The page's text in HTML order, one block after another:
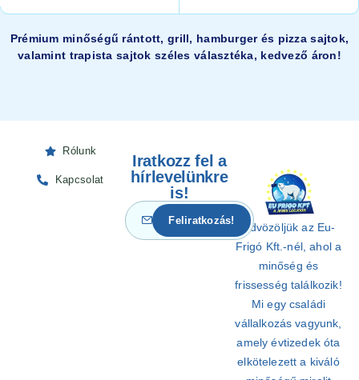
Prémium minőségű rántott, grill, hamburger és pizza sajtok,
valamint trapista sajtok széles választéka, kedvező áron!
Rólunk
Kapcsolat
Üdvözöljük az Eu-
Frigó Kft.-nél, ahol a
minőség és
frissesség találkozik!
Mi egy családi
vállalkozás vagyunk,
amely évtizedek óta
elkötelezett a kiváló
Iratkozz fel a
hírlevelünkre
is!